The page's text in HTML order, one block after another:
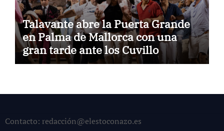
Talavante abre la Puerta Grande
en Palma de Mallorca con una
gran tarde ante los Cuvillo
Contacto: redacción@elestoconazo.es